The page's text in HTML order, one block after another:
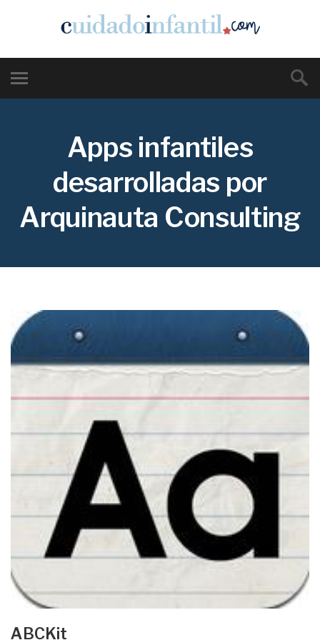
Apps infantiles
desarrolladas por
Arquinauta Consulting
ABCKit